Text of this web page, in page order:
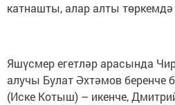
катнашты, алар алты
Яшүсмер егетләр арасында
алучы Булат Әхтәмов беренче
(Иске Котыш) – икенче,